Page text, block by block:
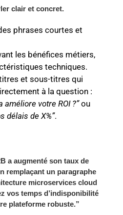
clair et concret.
phrases courtes et
les bénéfices métiers,
techniques.
et sous-titres qui
à la question :
améliore votre ROI ?”ou
délais de X%”.
a augmenté son taux de
remplaçant un paragraphe
microservices cloud
vos temps d’indisponibilité
plateforme robuste.”